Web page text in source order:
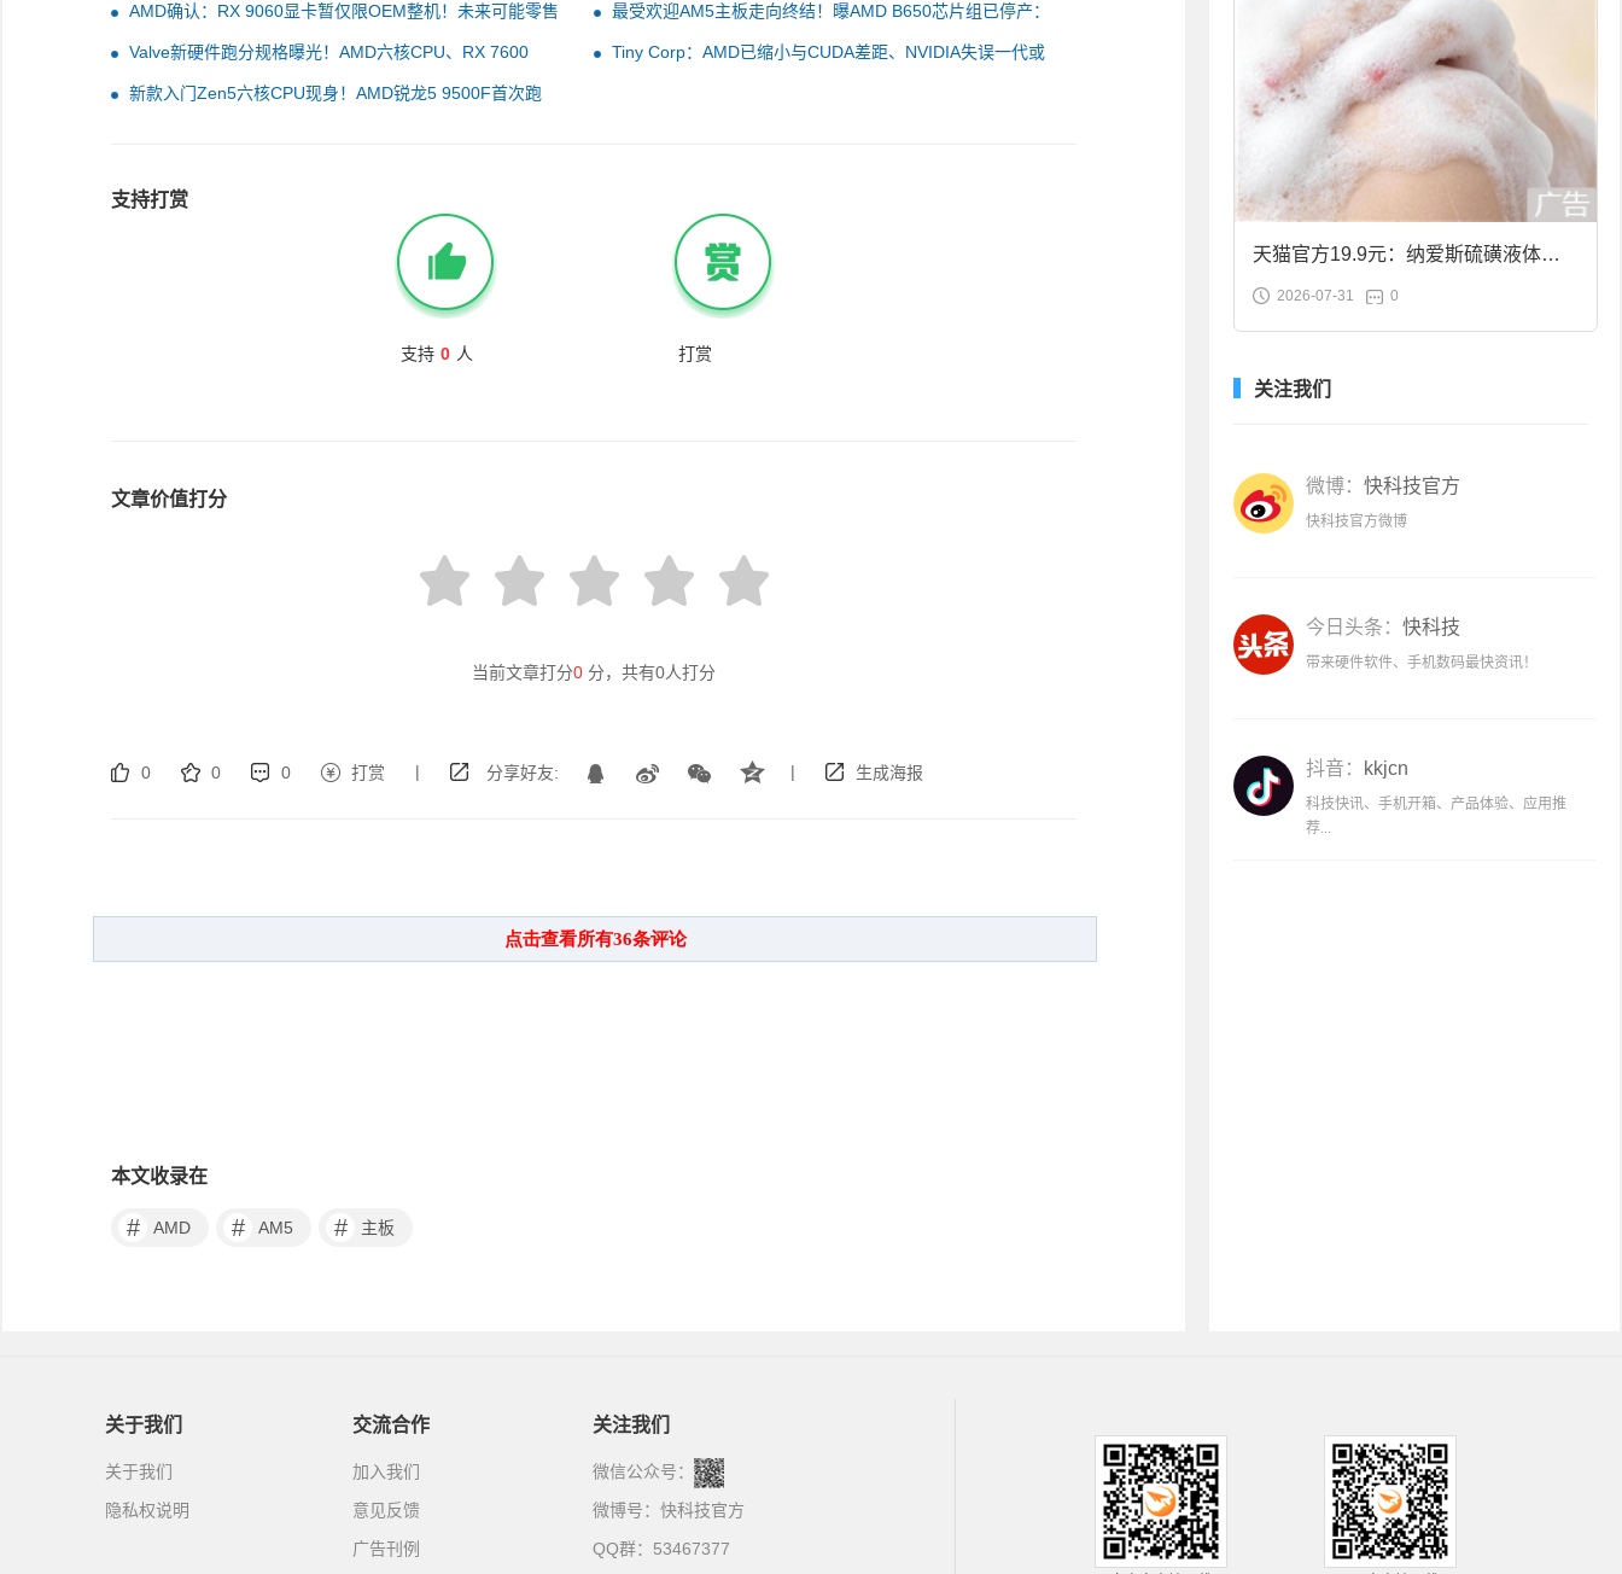
AMD确认：RX 9060显卡暂仅限OEM整机！未来可能零售
最受欢迎AM5主板走向终结！曝AMD B650芯片组已停产：
Valve新硬件跑分规格曝光！AMD六核CPU、RX 7600
GPU：或为游戏主机
Tiny Corp：AMD已缩小与CUDA差距、NVIDIA失误一代或
新款入门Zen5六核CPU现身！AMD锐龙5 9500F首次跑
支持打赏
支持 0 人 打赏
文章价值打分
当前文章打分0 分，共有0人打分
0 0 0 打赏 | 分享好友: | 生成海报
本文收录在
# AMD # AM5 # 主板
天猫官方19.9元：纳爱斯硫磺液体香
皂2斤大促
2026-07-31 0
关注我们
微博： 快科技官方
快科技官方微博
今日头条： 快科技
带来硬件软件、手机数码最快资讯！
抖音： kkjcn
科技快讯、手机开箱、产品体验、应用推
荐...
关于我们
关于我们
隐私权说明
交流合作
加入我们
意见反馈
广告刊例
关注我们
微信公众号：
微博号： 快科技官方
QQ群：53467377